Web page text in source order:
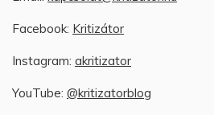
Facebook: Kritizátor
Instagram: akritizator
YouTube: @kritizatorblog